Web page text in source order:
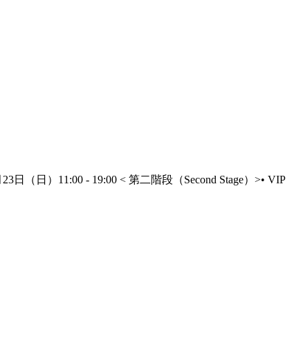
日（日）11:00 - 19:00 < 第二階段（Second Stage）>• VIP